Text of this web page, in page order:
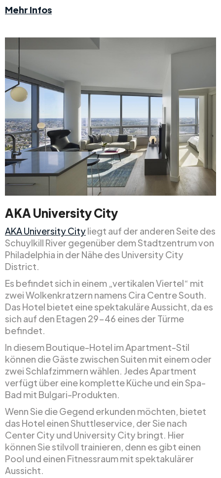
Mehr Infos
AKA University City
AKA University Cityliegt auf der anderen Seite des
Schuylkill River gegenüber dem Stadtzentrum von
Philadelphia in der Nähe des University City
District.
Es befindet sich in einem „vertikalen Viertel“ mit
zwei Wolkenkratzern namens Cira Centre South.
Das Hotel bietet eine spektakuläre Aussicht, da es
sich auf den Etagen 29-46 eines der Türme
befindet.
In diesem Boutique-Hotel im Apartment-Stil
können die Gäste zwischen Suiten mit einem oder
zwei Schlafzimmern wählen. Jedes Apartment
verfügt über eine komplette Küche und ein Spa-
Bad mit Bulgari-Produkten.
Wenn Sie die Gegend erkunden möchten, bietet
das Hotel einen Shuttleservice, der Sie nach
Center City und University City bringt. Hier
können Sie stilvoll trainieren, denn es gibt einen
Pool und einen Fitnessraum mit spektakulärer
Aussicht.